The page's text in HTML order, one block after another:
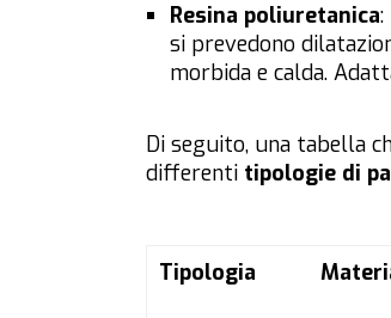
Resina poliuretanica
si prevedono
morbida e calda.
Di seguito, una tabella
differenti tipologie di
Tipologia